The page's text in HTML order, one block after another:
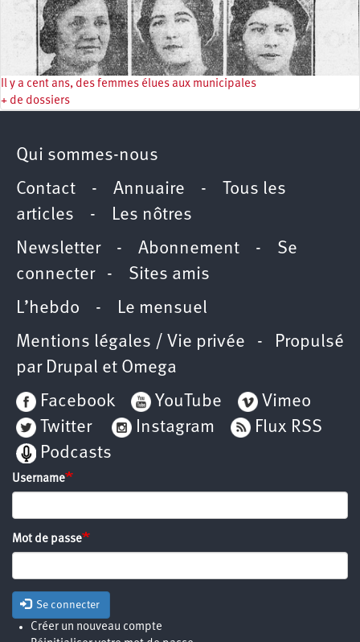
Il y a cent ans, des femmes élues aux municipales
+ de dossiers
Qui sommes-nous
Contact - Annuaire -
Tous les
articles - Les nôtres
Newsletter- Abonnement - Se
connecter- Sites amis
L’hebdo - Le mensuel
Mentions légales / Vie privée - Propulsé
par Drupal et Omega
Facebook
YouTube
Vimeo
Twitter
Instagram
Flux RSS
Podcasts
Username
Mot de passe
Se connecter
Créer un nouveau compte